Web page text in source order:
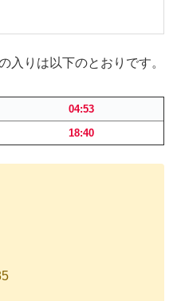
入りは以下のとおりです。
04:53
18:40